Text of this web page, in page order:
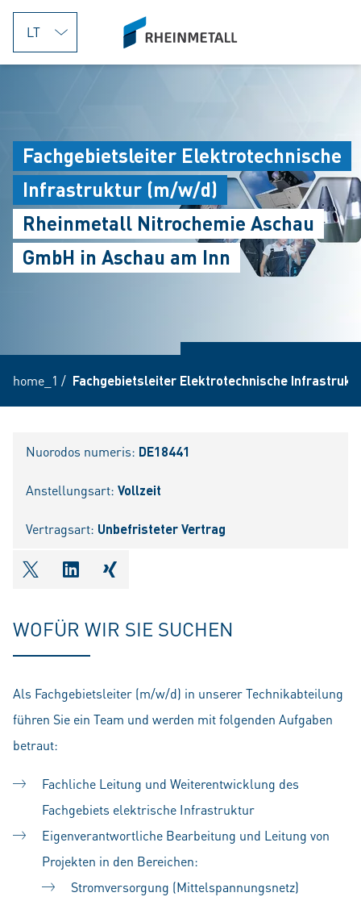
jumpToMain
siteLogo
Fachgebietsleiter Elektrotechnische
Infrastruktur (m/w/d)
Rheinmetall Nitrochemie Aschau
GmbH in Aschau am Inn
home_1 / Fachgebietsleiter Elektrotechnische
Nuorodos numeris: DE18441
Anstellungsart: Vollzeit
Vertragsart: Unbefristeter Vertrag
shareOntwitter
shareOnlinkedIn
shareOnxing
WOFÜR WIR SIE SUCHEN
Als Fachgebietsleiter (m/w/d) in unserer Technikabteilung
führen Sie ein Team und werden mit folgenden Aufgaben
betraut:
Fachliche Leitung und Weiterentwicklung des
Fachgebiets elektrische Infrastruktur
Eigenverantwortliche Bearbeitung und Leitung von
Projekten in den Bereichen:
Stromversorgung (Mittelspannungsnetz)